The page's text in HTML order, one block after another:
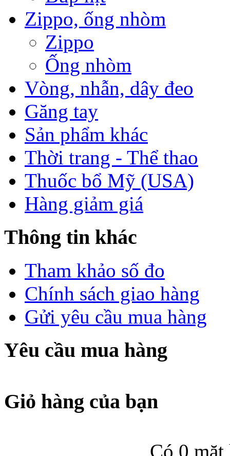
Zippo, ống nhòm
Zippo
Ống nhòm
Vòng, nhẫn, dây đeo
Găng tay
Sản phẩm khác
Thời trang - Thể thao
Thuốc bổ Mỹ (USA)
Hàng giảm giá
Thông tin khác
Tham khảo số đo
Chính sách giao hàng
Gửi yêu cầu mua hàng
Yêu cầu mua hàng
Giỏ hàng của bạn
Có 0